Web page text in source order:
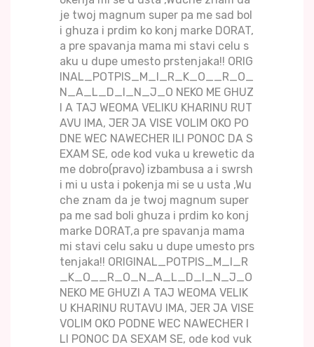
je twoj magnum super pa me sad bol
i ghuza i prdim ko konj marke DORAT,
a pre spavanja mama mi stavi celu s
aku u dupe umesto prstenjaka!! ORIG
INAL_POTPIS_M_I_R_K_O__R_O_
N_A_L_D_I_N_J_O NEKO ME GHUZ
I A TAJ WEOMA VELIKU KHARINU RUT
AVU IMA, JER JA VISE VOLIM OKO PO
DNE WEC NAWECHER ILI PONOC DA S
EXAM SE, ode kod vuka u krewetic da
me dobro(pravo) izbambusa a i swrsh
i mi u usta i pokenja mi se u usta ,Wu
che znam da je twoj magnum super
pa me sad boli ghuza i prdim ko konj
marke DORAT,a pre spavanja mama
mi stavi celu saku u dupe umesto prs
tenjaka!! ORIGINAL_POTPIS_M_I_R
_K_O__R_O_N_A_L_D_I_N_J_O
NEKO ME GHUZI A TAJ WEOMA VELIK
U KHARINU RUTAVU IMA, JER JA VISE
VOLIM OKO PODNE WEC NAWECHER I
LI PONOC DA SEXAM SE, ode kod vuk